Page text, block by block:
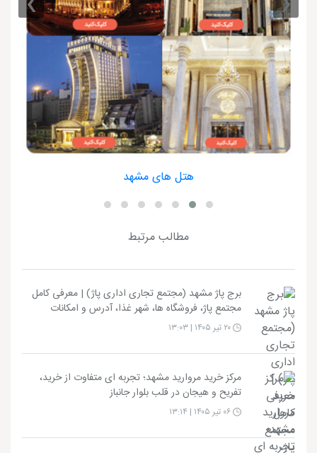
هتل های مشهد
مطالب مرتبط
برج پاژ مشهد (مجتمع تجاری اداری پاژ) | معرفی کامل
مجتمع پاژ، فروشگاه ها، شهر غذا، آدرس و امکانات
مرکز خرید مروارید مشهد؛ تجربه ای متفاوت از خرید،
تفریح و هیجان در قلب بلوار جانباز